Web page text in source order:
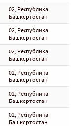
02, Республика
Башкортостан
02, Республика
Башкортостан
02, Республика
Башкортостан
02, Республика
Башкортостан
02, Республика
Башкортостан
02, Республика
Башкортостан